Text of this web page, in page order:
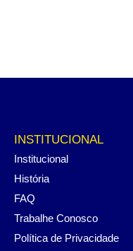
INSTITUCIONAL
Institucional
História
FAQ
Trabalhe Conosco
Política de Privacidade